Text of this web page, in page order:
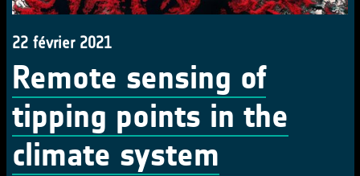
22 février 2021
Remote sensing of
tipping points in the
climate system